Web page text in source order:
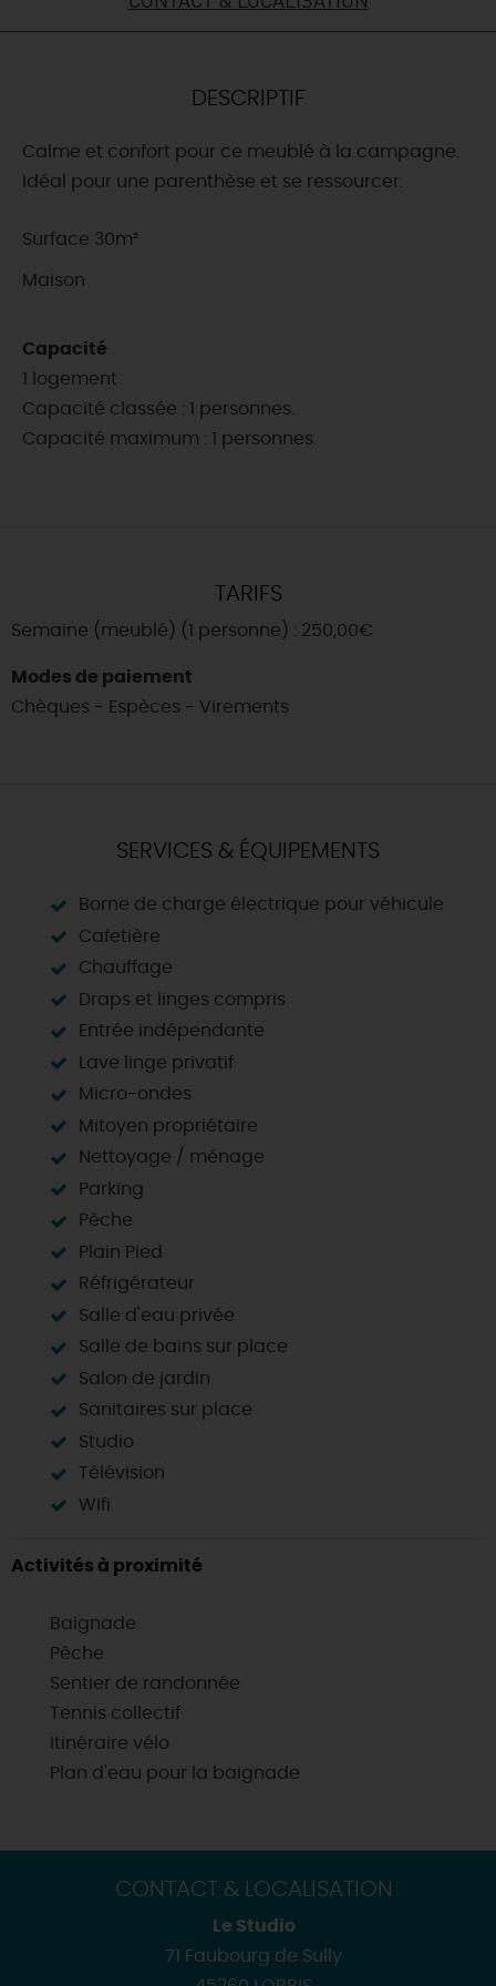
DESCRIPTIF
Calme et confort pour ce meublé à la campagne.
Idéal pour une parenthèse et se ressourcer.
Surface 30m²
Maison
Capacité
1 logement
Capacité classée : 1 personnes.
Capacité maximum : 1 personnes.
TARIFS
Semaine (meublé) (1 personne) : 250,00€
Modes de paiement
Chèques - Espèces - Virements
SERVICES & ÉQUIPEMENTS
Borne de charge électrique pour véhicule
Cafetière
Chauffage
Draps et linges compris
Entrée indépendante
Lave linge privatif
Micro-ondes
Mitoyen propriétaire
Nettoyage / ménage
Parking
Pêche
Plain Pied
Réfrigérateur
Salle d'eau privée
Salle de bains sur place
Salon de jardin
Sanitaires sur place
Studio
Télévision
Wifi
Activités à proximité
Baignade
Pêche
Sentier de randonnée
Tennis collectif
Itinéraire vélo
Plan d'eau pour la baignade
CONTACT & LOCALISATION
Le Studio
71 Faubourg de Sully